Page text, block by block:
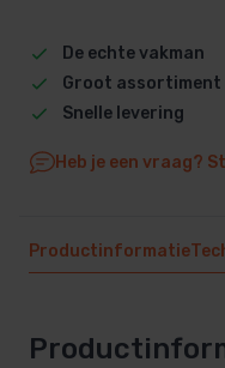
De echte vakman
Groot assortiment
Snelle levering
Heb je een vraag?
Productinformatie